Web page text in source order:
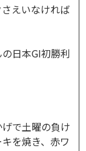
えいなければ
日本GI初勝利
で土曜の負け
を焼き、赤ワ